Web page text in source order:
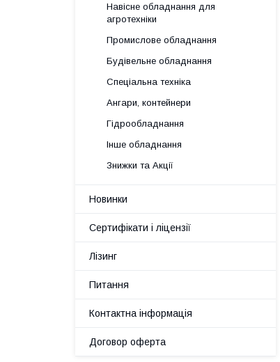
Навісне обладнання для
агротехніки
Промислове обладнання
Будівельне обладнання
Спеціальна техніка
Ангари, контейнери
Гідрообладнання
Інше обладнання
Знижки та Акції
Новинки
Сертифікати і ліцензії
Лізинг
Питання
Контактна інформація
Договор оферта